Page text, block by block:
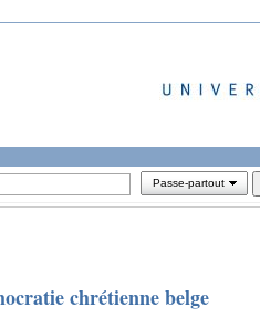
Passe-partout
chrétienne belge